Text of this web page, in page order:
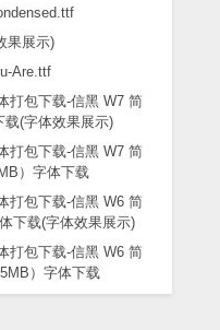
Are.ttf
打包下载-信黑 W7 简
）字体下载
打包下载-信黑 W6 简
）字体下载